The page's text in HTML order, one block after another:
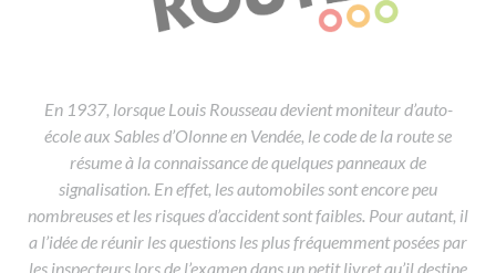
Permis & handicap
De la navigation
Formations pro.
Permis poids lourd
Formation CACES
Devenir enseignant de la conduite
Ressources
En 1937, lorsque Louis Rousseau devient moniteur d’auto-
école aux Sables d’Olonne en Vendée, le code de la route se
résume à la connaissance de quelques panneaux de
signalisation. En effet, les automobiles sont encore peu
nombreuses et les risques d’accident sont faibles. Pour autant, il
a l’idée de réunir les questions les plus fréquemment posées par
les inspecteurs lors de l’examen dans un petit livret qu’il destine